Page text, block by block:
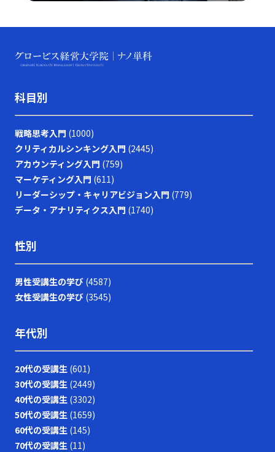
社の独自性を武器にして激戦区を勝ち抜いていることから
との違いを明確にし、適切なタイミングで戦略の見直しと
ンの戦い方においては、単なる生存戦略ではなく、今後も
持続的な成長を実現するための基盤として、企業やビジネ
スパーソン自身が常に学び、挑戦し続ける姿勢が求められ
ます。現代の急激な変革期において、若手ビジネスマンが
自らのキャリアと企業の成長を支えるためにも、戦略的思
考と柔軟な対応力を身につけ、レッドオーシャンの荒波を
乗り越えるための確固たる手法を確立することが今後の成
科目別
戦略思考入門 (1000)
クリティカルシンキング入門 (2445)
アカウンティング入門 (759)
マーケティング入門 (611)
リーダーシップ・キャリアビジョン入門 (779)
データ・アナリティクス入門 (1740)
性別
男性受講生の学び (4587)
女性受講生の学び (3545)
年代別
20代の受講生 (601)
30代の受講生 (2449)
40代の受講生 (3302)
50代の受講生 (1659)
60代の受講生 (145)
70代の受講生 (11)